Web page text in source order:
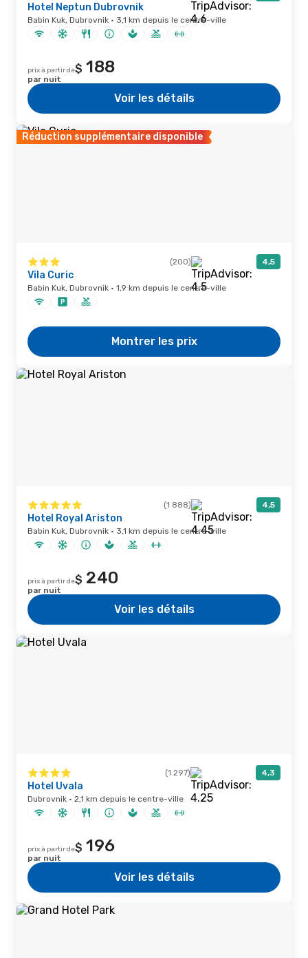
Hotel Neptun Dubrovnik
Babin Kuk, Dubrovnik · 3,1 km depuis le centre-ville
prix à partir de$ 188
par nuit
Voir les détails
Réduction supplémentaire disponible
(200) 4,5
Vila Curic
Babin Kuk, Dubrovnik · 1,9 km depuis le centre-ville
Montrer les prix
(1 888) 4,5
Hotel Royal Ariston
Babin Kuk, Dubrovnik · 3,1 km depuis le centre-ville
prix à partir de$ 240
par nuit
Voir les détails
(1 297) 4,3
Hotel Uvala
Dubrovnik · 2,1 km depuis le centre-ville
prix à partir de$ 196
par nuit
Voir les détails